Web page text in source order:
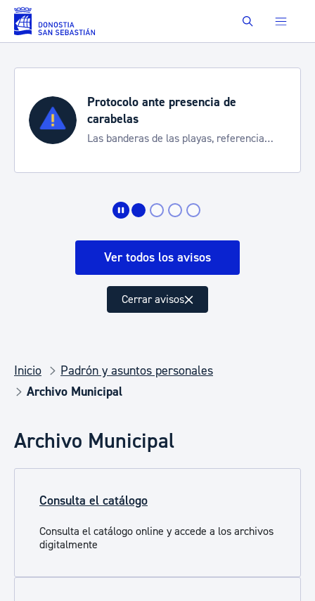
Saltar al contenido principal Buscar
Protocolo ante presencia de
carabelas
Las banderas de las playas, referencia
Ver todos los avisos
Cerrar avisos
Inicio
Padrón y asuntos personales
Archivo Municipal
Archivo Municipal
Consulta el catálogo
Consulta el catálogo online y accede a los archivos
digitalmente